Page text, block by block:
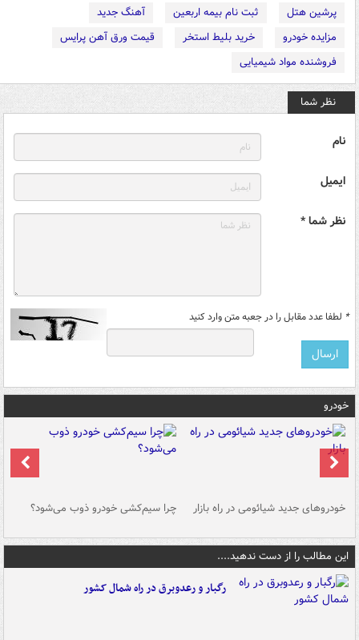
پرشین هتل ثبت نام بیمه اربعین
آهنگ جدید
مزایده خودرو
خرید بلیط استخر
قیمت ورق آهن پرایس
فروشنده مواد شیمیایی
نظر شما
نام
ایمیل
نظر شما *
* لطفا عدد مقابل را در جعبه متن وارد کنید
خودرو
خودروهای جدید شیائومی در راه بازار چرا سیم‌کشی خودرو ذوب می‌شود؟
این مطالب را از دست ندهید....
رگبار و رعدوبرق در راه شمال کشور